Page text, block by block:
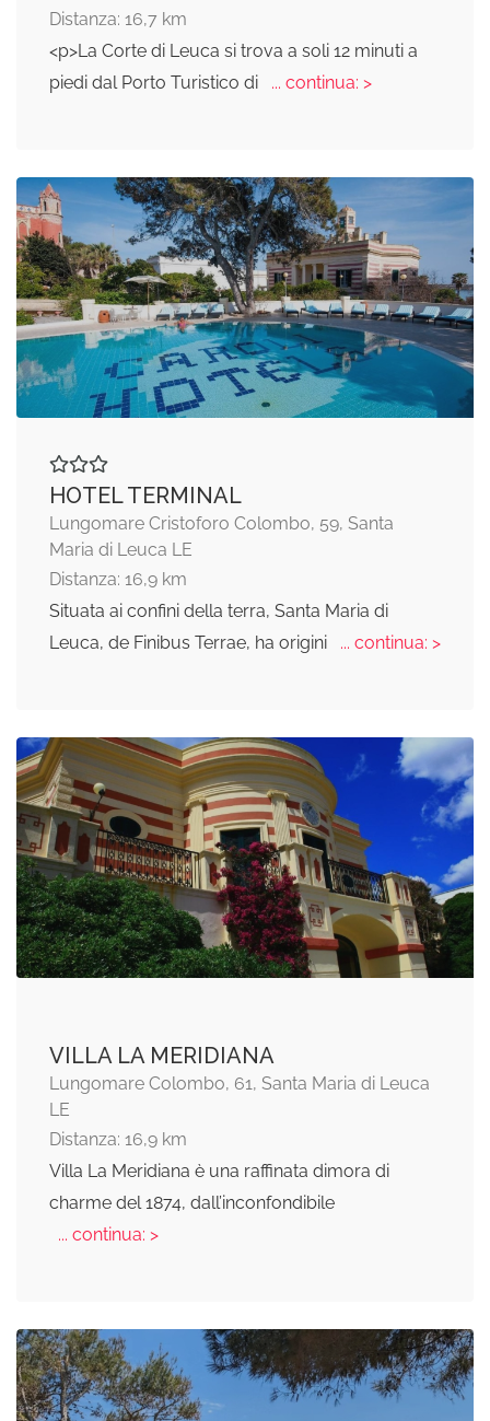
Distanza: 16,7 km
<p>La Corte di Leuca si trova a soli 12 minuti a
piedi dal Porto Turistico di
... continua: >
HOTEL TERMINAL
Lungomare Cristoforo Colombo, 59, Santa
Maria di Leuca LE
Distanza: 16,9 km
Situata ai confini della terra, Santa Maria di
Leuca, de Finibus Terrae, ha origini
... continua: >
VILLA LA MERIDIANA
Lungomare Colombo, 61, Santa Maria di Leuca
LE
Distanza: 16,9 km
Villa La Meridiana è una raffinata dimora di
charme del 1874, dall’inconfondibile
... continua: >